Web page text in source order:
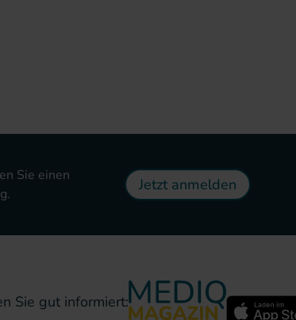
Sie einen
Jetzt anmelden
Sie gut informiert: